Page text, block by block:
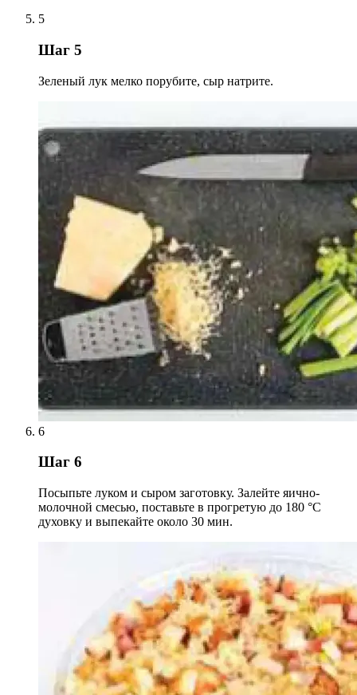
5
Шаг 5
Зеленый лук мелко порубите, сыр натрите.
6
Шаг 6
Посыпьте луком и сыром заготовку. Залейте яично-
молочной смесью, поставьте в прогретую до 180 °С
духовку и выпекайте около 30 мин.